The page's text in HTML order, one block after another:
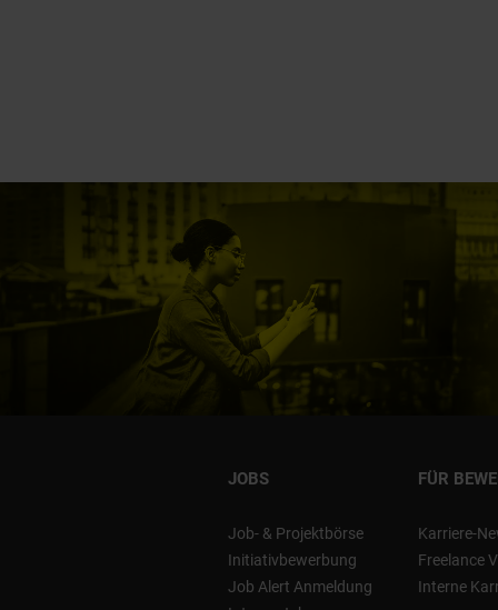
JOBS
Job- & Projektbörse
Initiativbewerbung
Job Alert Anmeldung
FÜR
Karriere-
Freelance
Interne